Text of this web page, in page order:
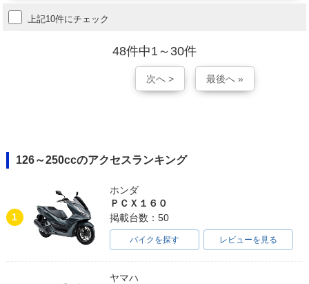
上記10件にチェック
48件中1～30件
次へ > 最後へ »
126～250ccのアクセスランキング
1
ホンダ
ＰＣＸ１６０
掲載台数：50
バイクを探す レビューを見る
ヤマハ